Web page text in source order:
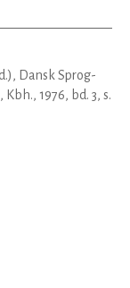
Dansk Sprog-
1976, bd. 3, s.